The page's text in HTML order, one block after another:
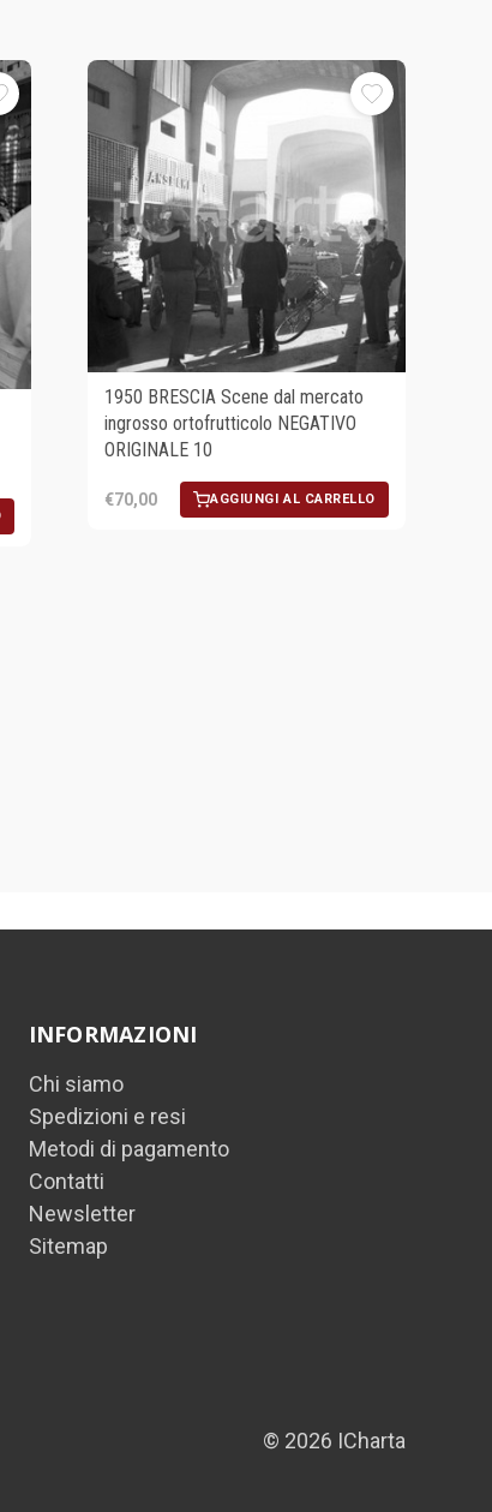
1950 BRESCIA Scene dal mercato
ingrosso ortofrutticolo NEGATIVO
ORIGINALE 10
€70,00 AGGIUNGI AL CARRELLO
INFORMAZIONI
Chi siamo
Spedizioni e resi
Metodi di pagamento
Contatti
Newsletter
Sitemap
© 2026 ICharta